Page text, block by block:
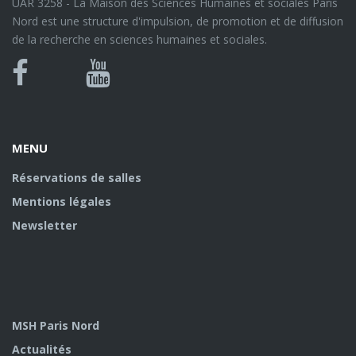
UAR 3258 - La Maison des Sciences Humaines et sociales Paris
Nord est une structure d'impulsion, de promotion et de diffusion
de la recherche en sciences humaines et sociales.
Bluesky
Canal
MENU
Réservations de salles
Mentions légales
Newsletter
MSH Paris Nord
Actualités